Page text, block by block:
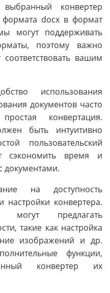
конвертер
формата docx в формат
могут поддерживать
поэтому важно
вашим
использования
документов часто
конвертация.
быть интуитивно
пользовательский
сэкономить время и
документами.
на доступность
настройки конвертера.
могут предлагать
такие как настройка
изображений и др.
функции,
конвертер их